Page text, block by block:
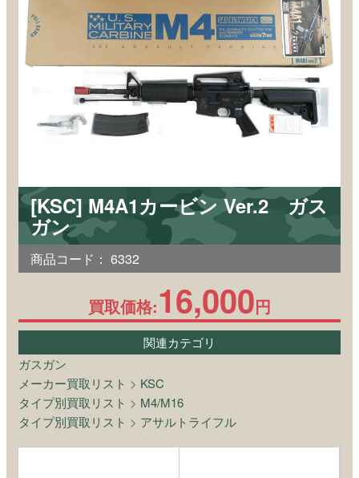
[KSC] M4A1カービン Ver.2 ガス
ガン
商品コード： 6332
買取価格:16,000円
関連カテゴリ
ガスガン
メーカー買取リスト > KSC
タイプ別買取リスト > M4/M16
タイプ別買取リスト > アサルトライフル